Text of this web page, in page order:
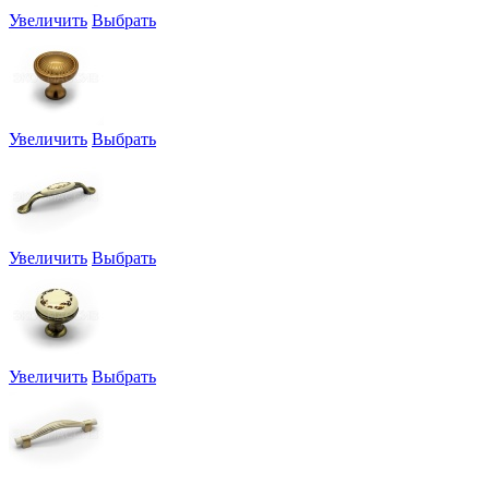
Увеличить Выбрать
Увеличить Выбрать
Увеличить Выбрать
Увеличить Выбрать